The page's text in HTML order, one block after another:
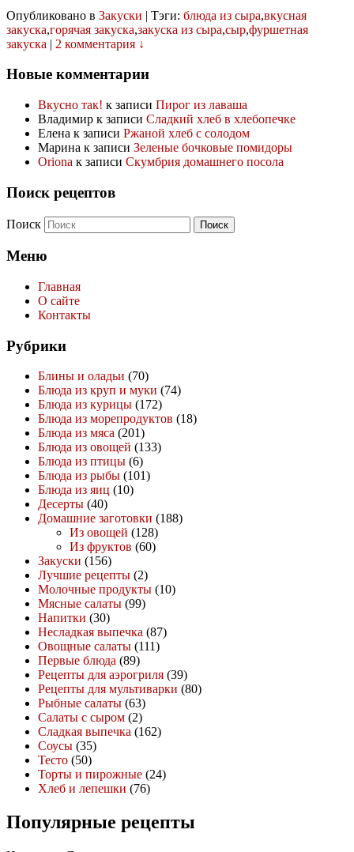
Опубликовано в Закуски | Тэги: блюда из сыра,вкусная
закуска,горячая закуска,закуска из сыра,сыр,фуршетная
закуска | 2 комментария ↓
Новые комментарии
Вкусно так! к записи Пирог из лаваша
Владимир к записи Сладкий хлеб в хлебопечке
Елена к записи Ржаной хлеб с солодом
Марина к записи Зеленые бочковые помидоры
Oriona к записи Скумбрия домашнего посола
Поиск рецептов
Поиск
Меню
Главная
О сайте
Контакты
Рубрики
Блины и оладьи (70)
Блюда из круп и муки (74)
Блюда из курицы (172)
Блюда из морепродуктов (18)
Блюда из мяса (201)
Блюда из овощей (133)
Блюда из птицы (6)
Блюда из рыбы (101)
Блюда из яиц (10)
Десерты (40)
Домашние заготовки (188)
Из овощей (128)
Из фруктов (60)
Закуски (156)
Лучшие рецепты (2)
Молочные продукты (10)
Мясные салаты (99)
Напитки (30)
Несладкая выпечка (87)
Овощные салаты (111)
Первые блюда (89)
Рецепты для аэрогриля (39)
Рецепты для мультиварки (80)
Рыбные салаты (63)
Салаты с сыром (2)
Сладкая выпечка (162)
Соусы (35)
Тесто (50)
Торты и пирожные (24)
Хлеб и лепешки (76)
Популярные рецепты